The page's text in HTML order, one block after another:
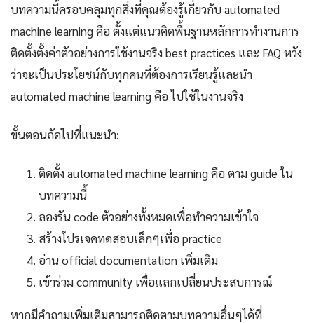
บทความนี้ครอบคลุมทุกสิ่งที่คุณต้องรู้เกี่ยวกับ automated
machine learning คือ ตั้งแต่แนวคิดพื้นฐานหลักการทำงานการ
ติดตั้งตั้งค่าตัวอย่างการใช้งานจริง best practices และ FAQ หวัง
ว่าจะเป็นประโยชน์กับทุกคนที่ต้องการเรียนรู้และนำ
automated machine learning คือ ไปใช้ในงานจริง
ขั้นตอนถัดไปที่แนะนำ:
ติดตั้ง automated machine learning คือ ตาม guide ใน
บทความนี้
ลองรัน code ตัวอย่างทั้งหมดเพื่อทำความเข้าใจ
สร้างโปรเจคทดสอบเล็กๆเพื่อ practice
อ่าน official documentation เพิ่มเติม
เข้าร่วม community เพื่อแลกเปลี่ยนประสบการณ์
หากมีคำถามเพิ่มเติมสามารถติดตามบทความอื่นๆได้ที่